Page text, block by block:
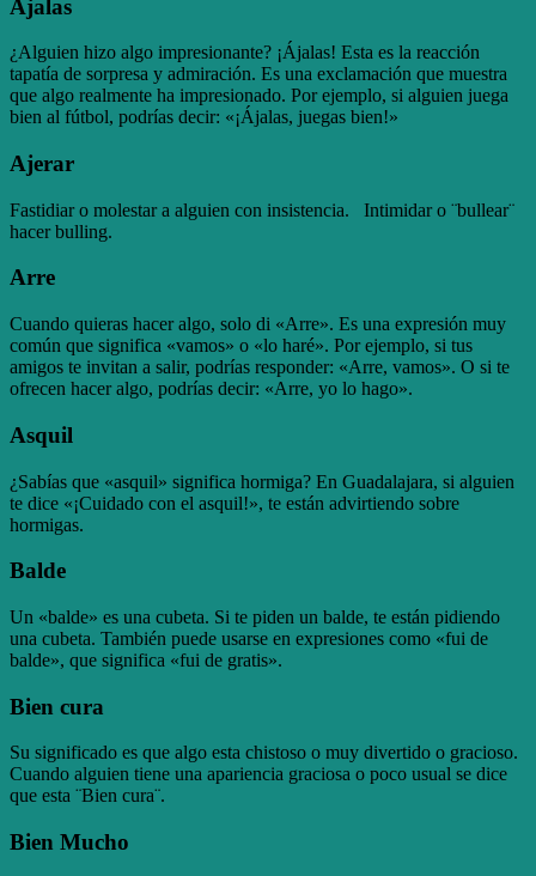
Ájalas
¿Alguien hizo algo impresionante? ¡Ájalas! Esta es la reacción
tapatía de sorpresa y admiración. Es una exclamación que muestra
que algo realmente ha impresionado. Por ejemplo, si alguien juega
bien al fútbol, podrías decir: «¡Ájalas, juegas bien!»
Ajerar
Fastidiar o molestar a alguien con insistencia. Intimidar o ¨bullear¨
hacer bulling.
Arre
Cuando quieras hacer algo, solo di «Arre». Es una expresión muy
común que significa «vamos» o «lo haré». Por ejemplo, si tus
amigos te invitan a salir, podrías responder: «Arre, vamos». O si te
ofrecen hacer algo, podrías decir: «Arre, yo lo hago».
Asquil
¿Sabías que «asquil» significa hormiga? En Guadalajara, si alguien
te dice «¡Cuidado con el asquil!», te están advirtiendo sobre
hormigas.
Balde
Un «balde» es una cubeta. Si te piden un balde, te están pidiendo
una cubeta. También puede usarse en expresiones como «fui de
balde», que significa «fui de gratis».
Bien cura
Su significado es que algo esta chistoso o muy divertido o gracioso.
Cuando alguien tiene una apariencia graciosa o poco usual se dice
que esta ¨Bien cura¨.
Bien Mucho